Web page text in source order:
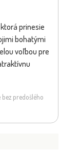
prinesie
bohatými
voľbou pre
predošlého